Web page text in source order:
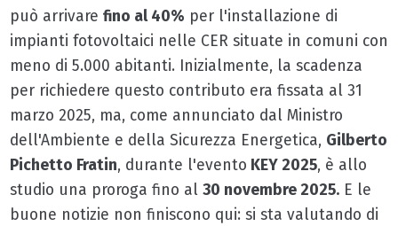
può arrivare fino al 40% per l'installazione di
impianti fotovoltaici nelle CER situate in comuni con
meno di 5.000 abitanti. Inizialmente, la scadenza
per richiedere questo contributo era fissata al 31
marzo 2025, ma, come annunciato dal Ministro
dell'Ambiente e della Sicurezza Energetica, Gilberto
Pichetto Fratin, durante l'evento KEY 2025, è allo
studio una proroga fino al 30 novembre 2025.E le
buone notizie non finiscono qui: si sta valutando di